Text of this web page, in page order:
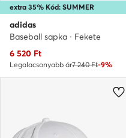
extra 35% Kód: SUMMER
adidas
Baseball sapka · Fekete
Aktuális ár
6 520 Ft
Legalacsonyabb ár7 240 Ft-9%